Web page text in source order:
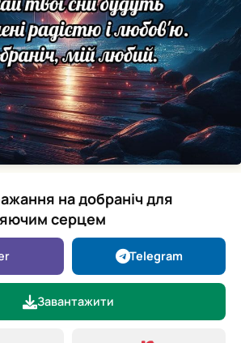
на добраніч для
серцем
Telegram
Завантажити